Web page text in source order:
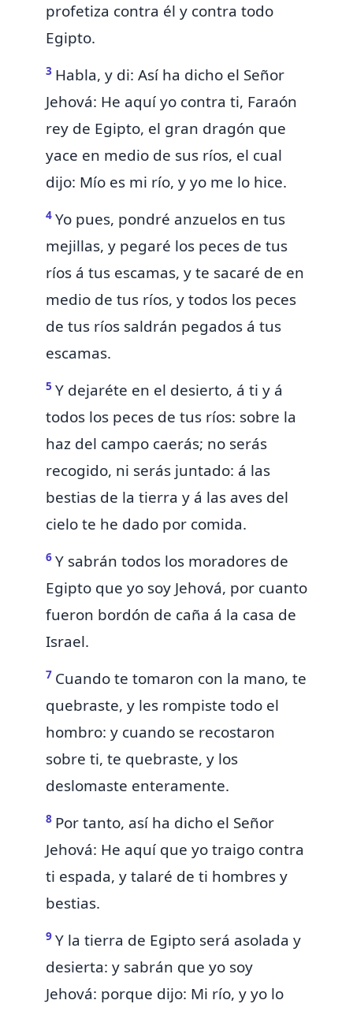
profetiza contra él y contra todo
Egipto.
3 Habla, y di: Así ha dicho el Señor
Jehová: He aquí yo contra ti, Faraón
rey de Egipto, el gran dragón que
yace en medio de sus ríos, el cual
dijo: Mío es mi río, y yo me lo hice.
4 Yo pues, pondré anzuelos en tus
mejillas, y pegaré los peces de tus
ríos á tus escamas, y te sacaré de en
medio de tus ríos, y todos los peces
de tus ríos saldrán pegados á tus
escamas.
5 Y dejaréte en el desierto, á ti y á
todos los peces de tus ríos: sobre la
haz del campo caerás; no serás
recogido, ni serás juntado: á las
bestias de la tierra y á las aves del
cielo te he dado por comida.
6 Y sabrán todos los moradores de
Egipto que yo soy Jehová, por cuanto
fueron bordón de caña á la casa de
Israel.
7 Cuandote tomaron con la mano, te
quebraste, y les rompiste todo el
hombro: y cuando se recostaron
sobre ti, te quebraste, y los
deslomaste enteramente.
8 Por tanto, así ha dicho el Señor
Jehová: He aquí que yo traigo contra
ti espada, y talaré de ti hombres y
bestias.
9 Y la tierra de Egipto será asolada y
desierta: y sabrán que yo soy
Jehová: porque dijo: Mi río, y yo lo